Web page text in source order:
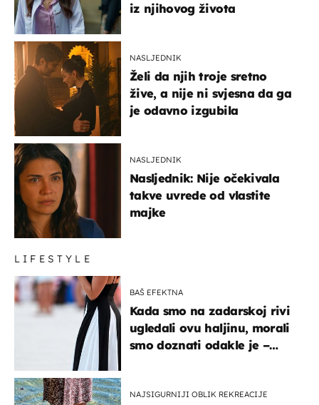
iz njihovog života
NASLJEDNIK
Želi da njih troje sretno
žive, a nije ni svjesna da ga
je odavno izgubila
NASLJEDNIK
Nasljednik: Nije očekivala
takve uvrede od vlastite
majke
LIFESTYLE
BAŠ EFEKTNA
Kada smo na zadarskoj rivi
ugledali ovu haljinu, morali
smo doznati odakle je –
NAJSIGURNIJI OBLIK REKREACIJE